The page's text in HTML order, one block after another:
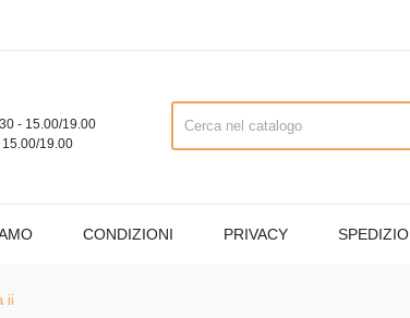
- 15.00/19.00
19.00
CONDIZIONI PRIVACY
ii